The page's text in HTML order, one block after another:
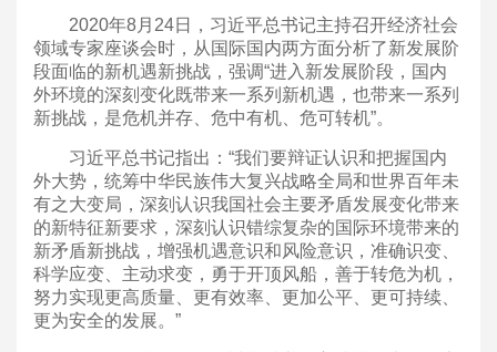
2020年8月24日，习近平总书记主持召开经济社会
领域专家座谈会时，从国际国内两方面分析了新发展阶
段面临的新机遇新挑战，强调“进入新发展阶段，国内
外环境的深刻变化既带来一系列新机遇，也带来一系列
新挑战，是危机并存、危中有机、危可转机”。
习近平总书记指出：“我们要辩证认识和把握国内
外大势，统筹中华民族伟大复兴战略全局和世界百年未
有之大变局，深刻认识我国社会主要矛盾发展变化带来
的新特征新要求，深刻认识错综复杂的国际环境带来的
新矛盾新挑战，增强机遇意识和风险意识，准确识变、
科学应变、主动求变，勇于开顶风船，善于转危为机，
努力实现更高质量、更有效率、更加公平、更可持续、
更为安全的发展。”